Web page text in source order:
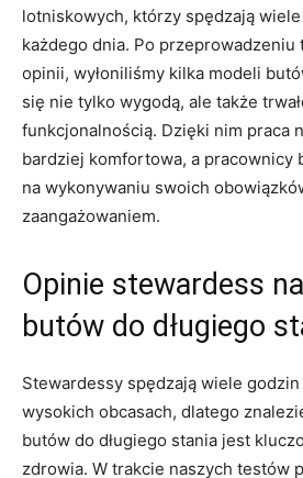
lotniskowych, którzy spędzają
każdego dnia. Po przeprowadzeniu
opinii, wyłoniliśmy kilka modeli
się nie tylko wygodą, ale także
funkcjonalnością. ‍Dzięki nim praca⁢
bardziej komfortowa, a pracownicy
na wykonywaniu swoich
zaangażowaniem.
Opinie​ stewardess
butów do długiego
Stewardessy spędzają wiele
wysokich obcasach, dlatego
butów do długiego stania jest
zdrowia. W trakcie naszych testów